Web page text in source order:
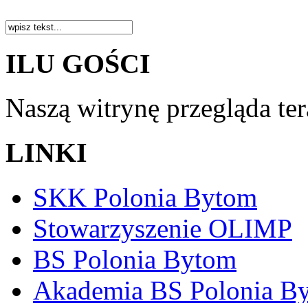
ILU GOŚCI
Naszą witrynę przegląda
LINKI
SKK Polonia Bytom
Stowarzyszenie OLIMP
BS Polonia Bytom
Akademia BS Polonia